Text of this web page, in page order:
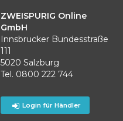
ZWEISPURIG Online
GmbH
Innsbrucker Bundesstraße
111
5020 Salzburg
Tel. 0800 222 744
Login für Händler